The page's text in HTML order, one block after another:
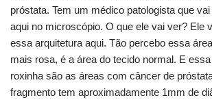
próstata. Tem um médico patologista que
aqui no microscópio. O que ele vai ver? Ele
essa arquitetura aqui. Tão percebo essa
mais rosa, é a área do tecido normal. E
roxinha são as áreas com câncer de
fragmento tem aproximadamente 1mm de